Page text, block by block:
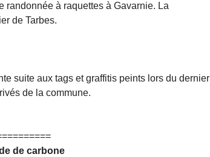
randonnée à raquettes à Gavarnie. La
de Tarbes.
suite aux tags et graffitis peints lors du dernier
de la commune.
de carbone